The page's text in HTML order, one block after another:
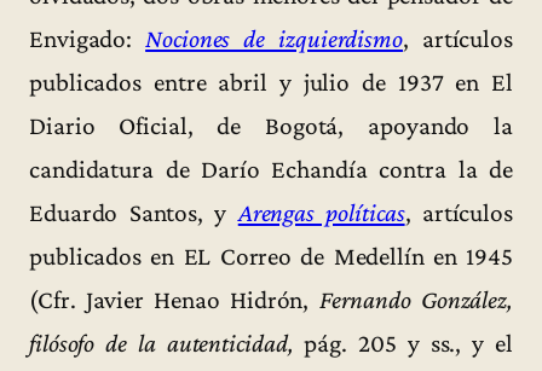
Envigado:Nociones de izquierdismo, artículos
publicados entre abril y julio de 1937 en El
Diario Oficial, de Bogotá, apoyando la
candidatura de Darío Echandía contra la de
Eduardo Santos, yArengas políticas, artículos
publicados en EL Correo de Medellín en 1945
(Cfr. Javier Henao Hidrón, Fernando González,
filósofo de la autenticidad, pág. 205 y ss., y el